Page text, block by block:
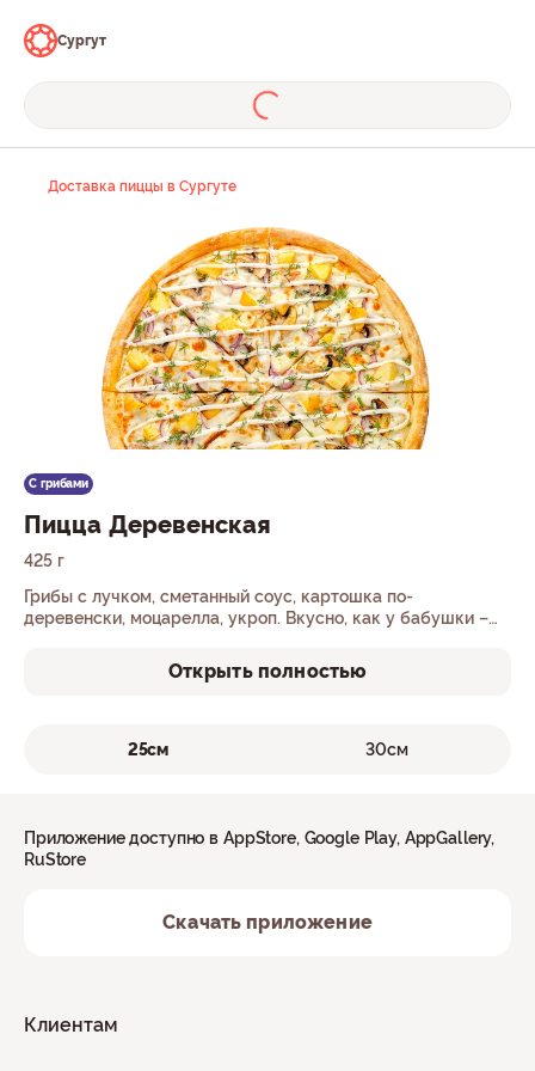
Сургут
Доставка пиццы в Сургуте
С грибами
Пицца Деревенская
425 г
Грибы с лучком, сметанный соус, картошка по-
деревенски, моцарелла, укроп. Вкусно, как у бабушки –
Открыть полностью
25см 30см
Клиентам
Приложение доступно в AppStore, Google Play, AppGallery,
RuStore
Скачать приложение